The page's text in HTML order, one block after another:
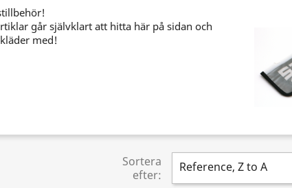
går självklart att hitta här på sidan och
med!
Sortera
efter:
Reference, Z to A